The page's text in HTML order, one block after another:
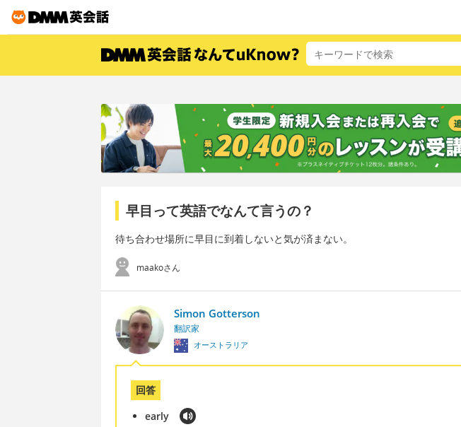
早目って英語でなんて言うの？
待ち合わせ場所に早目に到着しないと気が済まない。
maakoさん
Simon Gotterson
翻訳家
オーストラリア
回答
early